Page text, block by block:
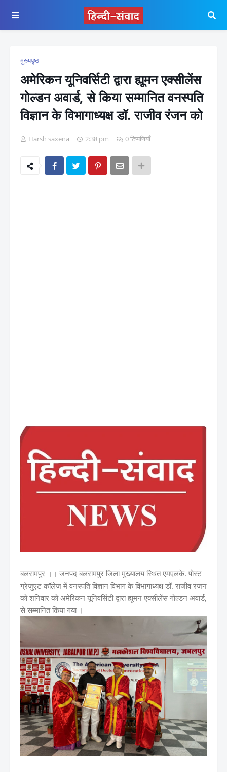
मुख्यपृष्ठ
अमेरिकन यूनिवर्सिटी द्वारा ह्यूमन एक्सीलेंस
गोल्डन अवार्ड, से किया सम्मानित वनस्पति
विज्ञान के विभागाध्यक्ष डॉ. राजीव रंजन को
Harsh saxena 2:38 pm 0 टिप्पणियाँ
बलरामपुर ।। जनपद बलरामपुर जिला मुख्यालय स्थित एमएलके. पोस्ट
ग्रेजुएट कॉलेज में वनस्पति विज्ञान विभाग के विभागाध्यक्ष डॉ. राजीव रंजन
को शनिवार को अमेरिकन यूनिवर्सिटी द्वारा ह्यूमन एक्सीलेंस गोल्डन अवार्ड,
से सम्मानित किया गया ।